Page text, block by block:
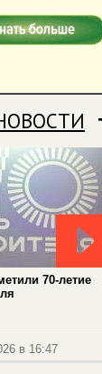
70-летие
в 16:47